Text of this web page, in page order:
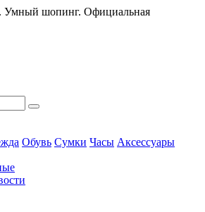
Умный шопинг. Официальная
Обувь Сумки Часы Аксессуары